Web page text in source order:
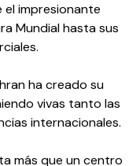
el impresionante
Mundial hasta sus
ha creado su
vivas tanto las
internacionales.
más que un centro